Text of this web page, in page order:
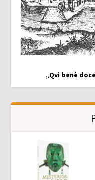
„Qvi benè